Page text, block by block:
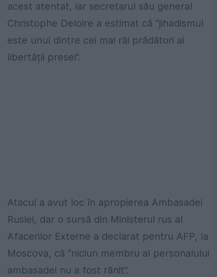
acest atentat, iar secretarul său general
Christophe Deloire a estimat că “jihadismul
este unul dintre cei mai răi prădători ai
libertății presei”.
Atacul a avut loc în apropierea Ambasadei
Rusiei, dar o sursă din Ministerul rus al
Afacerilor Externe a declarat pentru AFP, la
Moscova, că “niciun membru al personalului
ambasadei nu a fost rănit”.